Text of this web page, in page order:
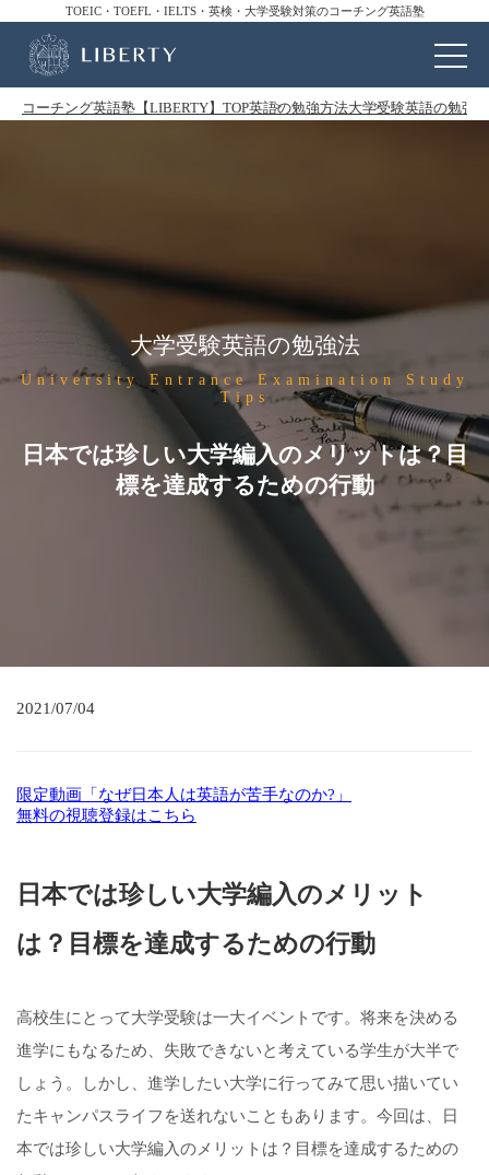
TOEIC・TOEFL・IELTS・英検・大学受験対策のコーチング英語塾
コーチング英語塾【LIBERTY】TOP英語の勉強方法大学受験英語の勉強法
大学受験英語の勉強法
University Entrance Examination Study
Tips
日本では珍しい大学編入のメリットは？目
標を達成するための行動
2021/07/04
限定動画「なぜ日本人は英語が苦手なのか?」
無料の視聴登録はこちら
日本では珍しい大学編入のメリット
は？目標を達成するための行動
高校生にとって大学受験は一大イベントです。将来を決める
進学にもなるため、失敗できないと考えている学生が大半で
しょう。しかし、進学したい大学に行ってみて思い描いてい
たキャンパスライフを送れないこともあります。今回は、日
本では珍しい大学編入のメリットは？目標を達成するための